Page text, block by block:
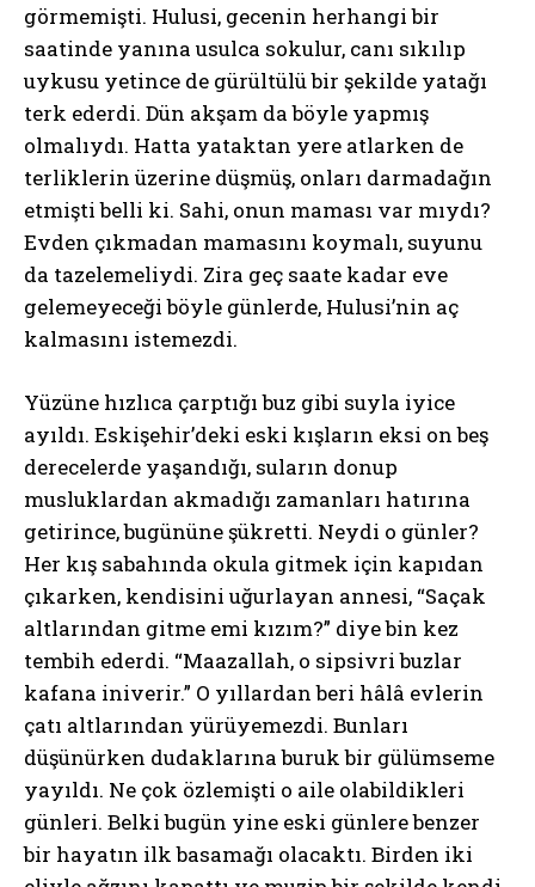
görmemişti. Hulusi, gecenin herhangi bir
saatinde yanına usulca sokulur, canı sıkılıp
uykusu yetince de gürültülü bir şekilde yatağı
terk ederdi. Dün akşam da böyle yapmış
olmalıydı. Hatta yataktan yere atlarken de
terliklerin üzerine düşmüş, onları darmadağın
etmişti belli ki. Sahi, onun maması var mıydı?
Evden çıkmadan mamasını koymalı, suyunu
da tazelemeliydi. Zira geç saate kadar eve
gelemeyeceği böyle günlerde, Hulusi’nin aç
kalmasını istemezdi.
Yüzüne hızlıca çarptığı buz gibi suyla iyice
ayıldı. Eskişehir’deki eski kışların eksi on beş
derecelerde yaşandığı, suların donup
musluklardan akmadığı zamanları hatırına
getirince, bugününe şükretti. Neydi o günler?
Her kış sabahında okula gitmek için kapıdan
çıkarken, kendisini uğurlayan annesi, “Saçak
altlarından gitme emi kızım?” diye bin kez
tembih ederdi. “Maazallah, o sipsivri buzlar
kafana iniverir.” O yıllardan beri hâlâ evlerin
çatı altlarından yürüyemezdi. Bunları
düşünürken dudaklarına buruk bir gülümseme
yayıldı. Ne çok özlemişti o aile olabildikleri
günleri. Belki bugün yine eski günlere benzer
bir hayatın ilk basamağı olacaktı. Birden iki